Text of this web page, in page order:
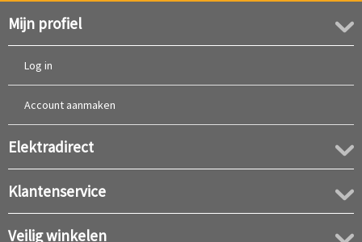
Mijn profiel
Log in
Account aanmaken
Elektradirect
Klantenservice
Veilig winkelen